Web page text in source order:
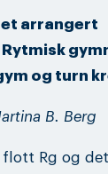
arrangert
og turn
B. Berg
Rg og